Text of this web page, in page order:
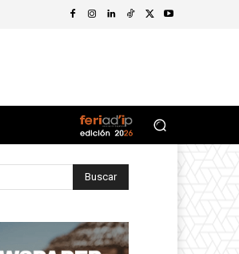
Buscar